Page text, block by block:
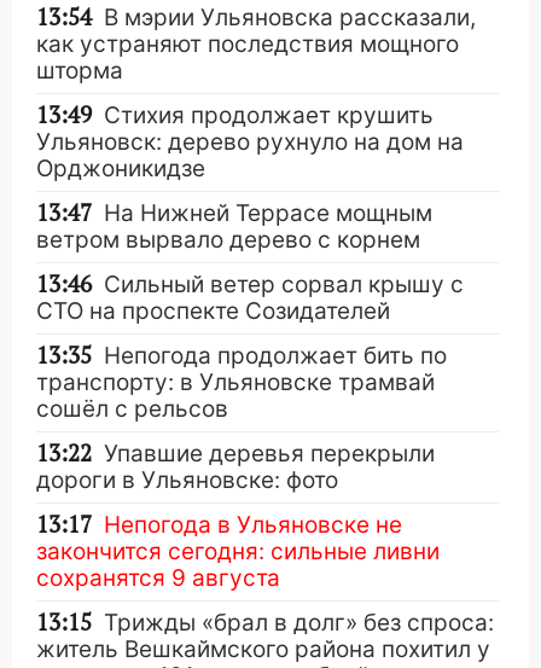
13:54 В мэрии Ульяновска рассказали,
как устраняют последствия мощного
шторма
13:49 Стихия продолжает крушить
Ульяновск: дерево рухнуло на дом на
Орджоникидзе
13:47 На Нижней Террасе мощным
ветром вырвало дерево с корнем
13:46 Сильный ветер сорвал крышу с
СТО на проспекте Созидателей
13:35 Непогода продолжает бить по
транспорту: в Ульяновске трамвай
сошёл с рельсов
13:22 Упавшие деревья перекрыли
дороги в Ульяновске: фото
13:17 Непогода в Ульяновске не
закончится сегодня: сильные ливни
сохранятся 9 августа
13:15 Трижды «брал в долг» без спроса:
житель Вешкаймского района похитил у